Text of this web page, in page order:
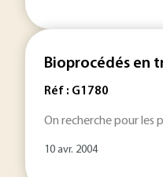
Bioprocédés en
Réf : G1780
On recherche pour les
10 avr. 2004